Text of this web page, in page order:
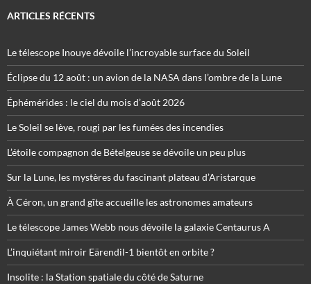
ARTICLES RÉCENTS
Le télescope Inouye dévoile l’incroyable surface du Soleil
Éclipse du 12 août : un avion de la NASA dans l’ombre de la Lune
Éphémérides : le ciel du mois d’août 2026
Le Soleil se lève, rougi par les fumées des incendies
L’étoile compagnon de Bételgeuse se dévoile un peu plus
Sur la Lune, les mystères du fascinant plateau d’Aristarque
À Céron, un grand gîte accueille les astronomes amateurs
Le télescope James Webb nous dévoile la galaxie Centaurus A
L’inquiétant miroir Eärendil-1 bientôt en orbite ?
Insolite : la Station spatiale du côté de Saturne